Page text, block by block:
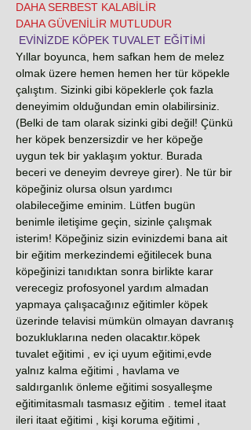
DAHA SERBEST KALABİLİR
DAHA GÜVENİLİR MUTLUDUR
EVİNİZDE KÖPEK TUVALET EĞİTİMİ
Yıllar boyunca, hem safkan hem de melez
olmak üzere hemen hemen her tür köpekle
çalıştım. Sizinki gibi köpeklerle çok fazla
deneyimim olduğundan emin olabilirsiniz.
(Belki de tam olarak sizinki gibi değil! Çünkü
her köpek benzersizdir ve her köpeğe
uygun tek bir yaklaşım yoktur. Burada
beceri ve deneyim devreye girer). Ne tür bir
köpeğiniz olursa olsun yardımcı
olabileceğime eminim. Lütfen bugün
benimle iletişime geçin, sizinle çalışmak
isterim! Köpeğiniz sizin evinizdemi bana ait
bir eğitim merkezindemi eğitilecek buna
köpeğinizi tanıdıktan sonra birlikte karar
verecegiz profosyonel yardım almadan
yapmaya çalışacağınız eğitimler köpek
üzerinde telavisi mümkün olmayan davranış
bozukluklarına neden olacaktır.köpek
tuvalet eğitimi , ev içi uyum eğitimi,evde
yalnız kalma eğitimi , havlama ve
saldırganlık önleme eğitimi sosyalleşme
eğitimitasmalı tasmasız eğitim . temel itaat
ileri itaat eğitimi , kişi koruma eğitimi ,